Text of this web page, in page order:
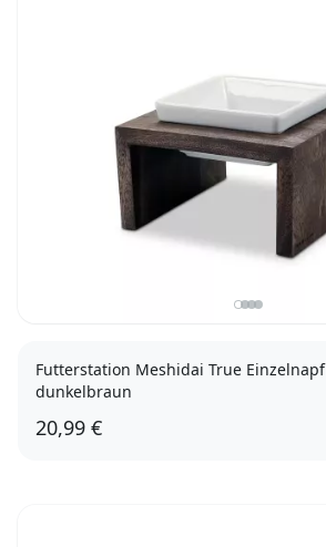
Futterstation Meshidai True Einzelnapf
dunkelbraun
20,99 €